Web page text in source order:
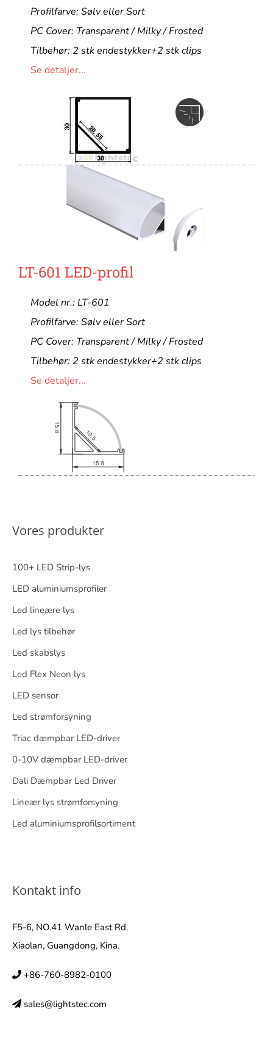
Profilfarve: Sølv eller Sort
PC Cover: Transparent / Milky / Frosted
Tilbehør: 2 stk endestykker+2 stk clips
Se detaljer...
LT-601 LED-profil
Model nr.: LT-601
Profilfarve: Sølv eller Sort
PC Cover: Transparent / Milky / Frosted
Tilbehør: 2 stk endestykker+2 stk clips
Se detaljer...
Vores produkter
100+ LED Strip-lys
LED aluminiumsprofiler
Led lineære lys
Led lys tilbehør
Led skabslys
Led Flex Neon lys
LED sensor
Led strømforsyning
Triac dæmpbar LED-driver
0-10V dæmpbar LED-driver
Dali Dæmpbar Led Driver
Lineær lys strømforsyning
Led aluminiumsprofilsortiment
Kontakt info
F5-6, NO.41 Wanle East Rd.
Xiaolan, Guangdong, Kina.
+86-760-8982-0100
sales@lightstec.com